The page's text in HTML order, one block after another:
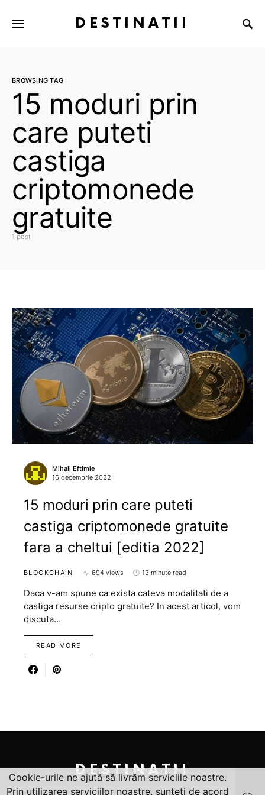
DESTINATII
BROWSING TAG
15 moduri prin
care puteti
castiga
criptomonede
gratuite
1 post
Mihail Eftimie
16 decembrie 2022
15 moduri prin care puteti
castiga criptomonede gratuite
fara a cheltui [editia 2022]
BLOCKCHAIN 694 views 13 minute read
Daca v-am spune ca exista cateva modalitati de a
castiga resurse cripto gratuite? In acest articol, vom
discuta…
READ MORE
DESTINATII
Cookie-urile ne ajută să livrăm serviciile noastre.
Prin utilizarea serviciilor noastre, sunteți de acord